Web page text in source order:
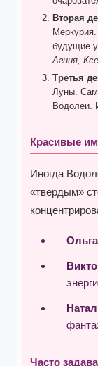
Вторая
будущие
Агния,
Третья
Луны.
Водолеи.
Красивые
Иногда
«твердым»
Ольга
Часто